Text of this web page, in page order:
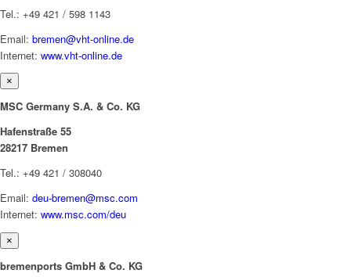
Tel.: +49 421 / 598 1143
Email: bremen@vht-online.de
Internet: www.vht-online.de
×
MSC Germany S.A. & Co. KG
Hafenstraße 55
28217 Bremen
Tel.: +49 421 / 308040
Email: deu-bremen@msc.com
Internet: www.msc.com/deu
×
bremenports GmbH & Co. KG